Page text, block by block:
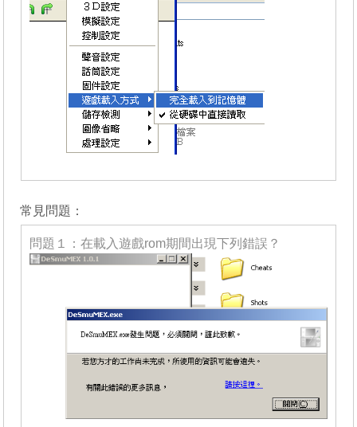
常見問題：
問題１：在載入遊戲rom期間出現下列錯誤？